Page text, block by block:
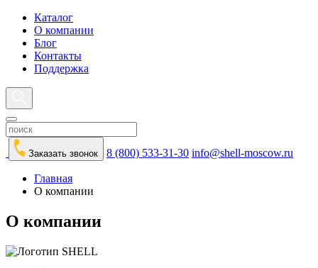
Каталог
О компании
Блог
Контакты
Поддержка
Заказать звонок 8 (800) 533-31-30 info@shell-moscow.ru
Главная
О компании
О компании